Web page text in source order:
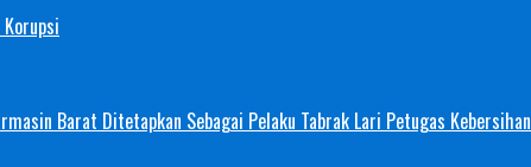
Barat Ditetapkan Sebagai Pelaku Tabrak Lari Petugas Kebersihan